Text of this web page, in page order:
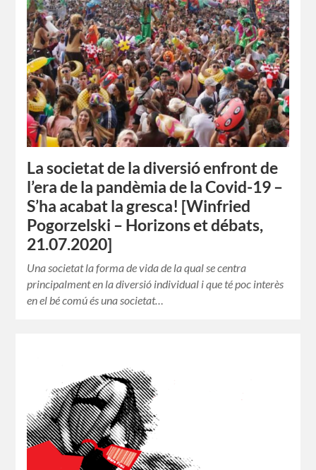
La societat de la diversió enfront de
l’era de la pandèmia de la Covid-19 –
S’ha acabat la gresca! [Winfried
Pogorzelski – Horizons et débats,
21.07.2020]
Una societat la forma de vida de la qual se centra
principalment en la diversió individual i que té poc interès
en el bé comú és una societat…